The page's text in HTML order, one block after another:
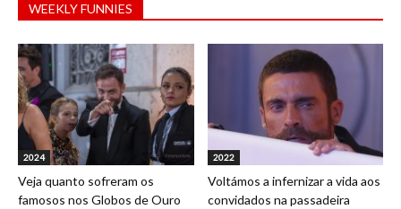
WEEKLY FUNNIES
2024
Veja quanto sofreram os
famosos nos Globos de Ouro
2022
Voltámos a infernizar a vida aos
convidados na passadeira